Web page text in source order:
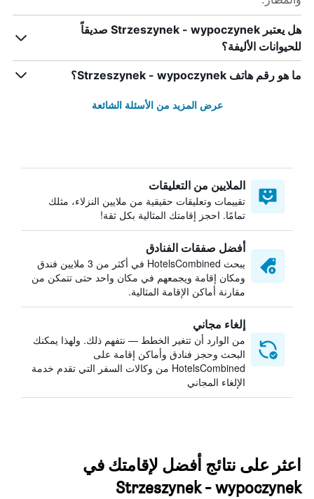
هل يعتبر Strzeszynek - wypoczynek صديقاً
للحيوانات الأليفة؟
ما هو رقم هاتف Strzeszynek - wypoczynek؟
عرض المزيد من الأسئلة الشائعة
الملايين من التعليقات
تقييمات وتعليقات حقيقية من ملايين النزلاء، مثلك
تمامًا. احجز إقامتك المثالية بكل ثقة!
أفضل صفقات الفنادق
يبحث HotelsCombined في أكثر من 3 ملايين فندق
ومكان إقامة ويجمعهم في مكان واحد حتى تتمكن من
مقارنة أماكن الإقامة المثالية.
إلغاء مجاني
من الوارد أن تتغير الخطط — نتفهم ذلك. ولهذا يمكنك
البحث وحجز فنادق وأماكن إقامة على
HotelsCombined من وكالات السفر التي تقدم خدمة
الإلغاء المجاني
اعثر على نتائج أفضل لإقامتك في
Strzeszynek - wypoczynek